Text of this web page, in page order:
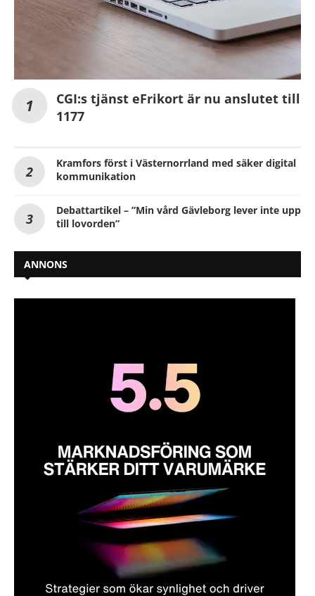
CGI:s tjänst eFrikort är nu anslutet till
1177
Kramfors först i Västernorrland med säker digital
kommunikation
Debattartikel – ”Min vård Gävleborg lever inte upp
till lovorden”
ANNONS